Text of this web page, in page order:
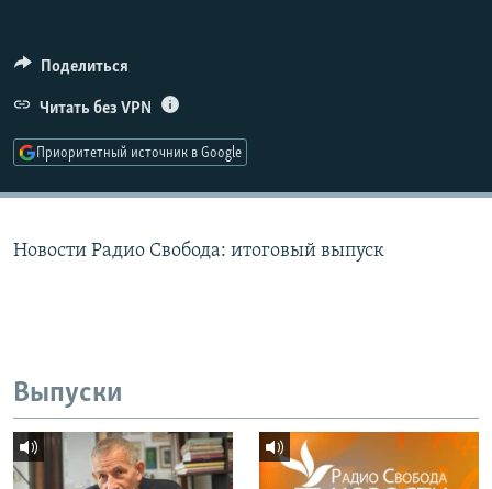
ПОДПИШИТЕСЬ НА РАССЫЛКУ
СОЦИАЛЬНЫЕ СЕТИ
Поделиться
Читать без VPN
Приоритетный источник в Google
Новости Радио Свобода: итоговый выпуск
Выпуски